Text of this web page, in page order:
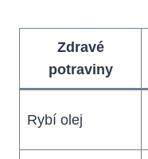
Zdravé
potraviny
Rybí olej